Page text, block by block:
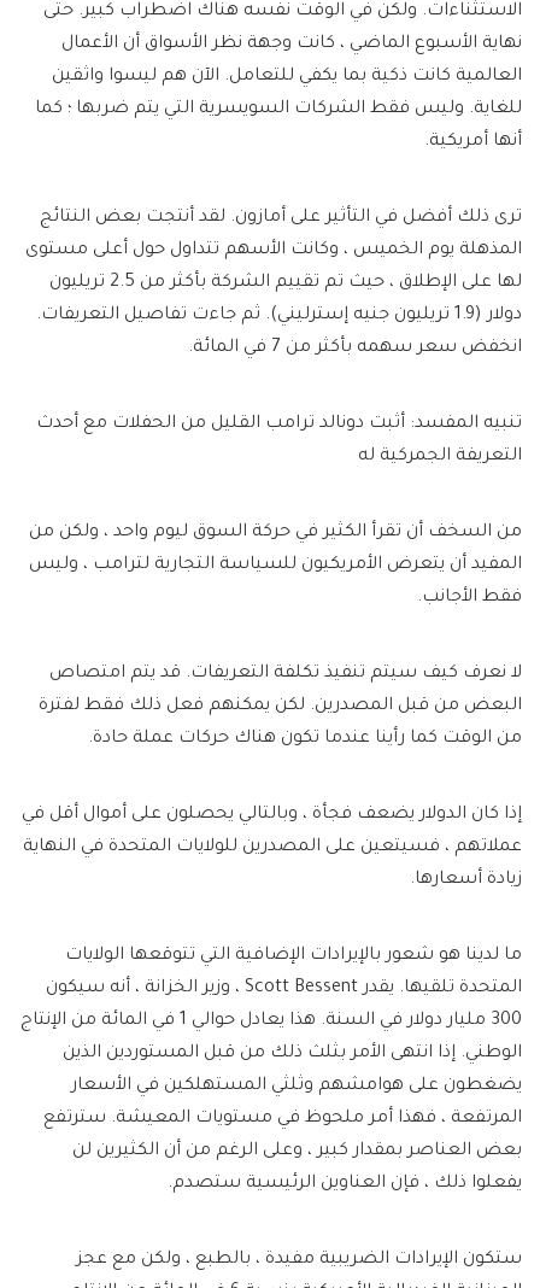
الاستثناءات. ولكن في الوقت نفسه هناك اضطراب كبير. حتى
نهاية الأسبوع الماضي ، كانت وجهة نظر الأسواق أن الأعمال
العالمية كانت ذكية بما يكفي للتعامل. الآن هم ليسوا واثقين
للغاية. وليس فقط الشركات السويسرية التي يتم ضربها ؛ كما
أنها أمريكية.
ترى ذلك أفضل في التأثير على أمازون. لقد أنتجت بعض النتائج
المذهلة يوم الخميس ، وكانت الأسهم تتداول حول أعلى مستوى
لها على الإطلاق ، حيث تم تقييم الشركة بأكثر من 2.5 تريليون
دولار (1.9 تريليون جنيه إسترليني). ثم جاءت تفاصيل التعريفات.
انخفض سعر سهمه بأكثر من 7 في المائة.
تنبيه المفسد: أثبت دونالد ترامب القليل من الحفلات مع أحدث
التعريفة الجمركية له
من السخف أن تقرأ الكثير في حركة السوق ليوم واحد ، ولكن من
المفيد أن يتعرض الأمريكيون للسياسة التجارية لترامب ، وليس
فقط الأجانب.
لا نعرف كيف سيتم تنفيذ تكلفة التعريفات. قد يتم امتصاص
البعض من قبل المصدرين. لكن يمكنهم فعل ذلك فقط لفترة
من الوقت كما رأينا عندما تكون هناك حركات عملة حادة.
إذا كان الدولار يضعف فجأة ، وبالتالي يحصلون على أموال أقل في
عملاتهم ، فسيتعين على المصدرين للولايات المتحدة في النهاية
زيادة أسعارها.
ما لدينا هو شعور بالإيرادات الإضافية التي تتوقعها الولايات
المتحدة تلقيها. يقدر Scott Bessent ، وزير الخزانة ، أنه سيكون
300 مليار دولار في السنة. هذا يعادل حوالي 1 في المائة من الإنتاج
الوطني. إذا انتهى الأمر بثلث ذلك من قبل المستوردين الذين
يضغطون على هوامشهم وثلثي المستهلكين في الأسعار
المرتفعة ، فهذا أمر ملحوظ في مستويات المعيشة. سترتفع
بعض العناصر بمقدار كبير ، وعلى الرغم من أن الكثيرين لن
يفعلوا ذلك ، فإن العناوين الرئيسية ستصدم.
ستكون الإيرادات الضريبية مفيدة ، بالطبع ، ولكن مع عجز